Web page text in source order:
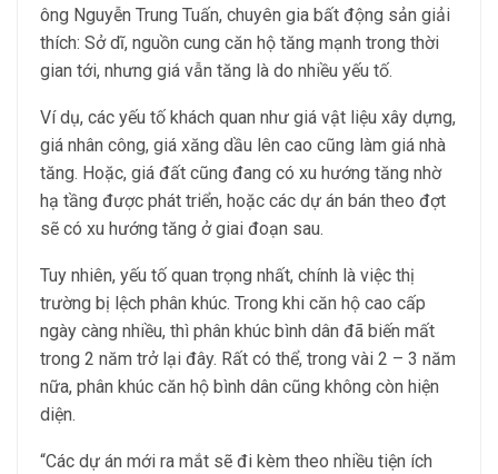
ông Nguyễn Trung Tuấn, chuyên gia bất động sản giải
thích: Sở dĩ, nguồn cung căn hộ tăng mạnh trong thời
gian tới, nhưng giá vẫn tăng là do nhiều yếu tố.
Ví dụ, các yếu tố khách quan như giá vật liệu xây dựng,
giá nhân công, giá xăng dầu lên cao cũng làm giá nhà
tăng. Hoặc, giá đất cũng đang có xu hướng tăng nhờ
hạ tầng được phát triển, hoặc các dự án bán theo đợt
sẽ có xu hướng tăng ở giai đoạn sau.
Tuy nhiên, yếu tố quan trọng nhất, chính là việc thị
trường bị lệch phân khúc. Trong khi căn hộ cao cấp
ngày càng nhiều, thì phân khúc bình dân đã biến mất
trong 2 năm trở lại đây. Rất có thể, trong vài 2 – 3 năm
nữa, phân khúc căn hộ bình dân cũng không còn hiện
diện.
“Các dự án mới ra mắt sẽ đi kèm theo nhiều tiện ích